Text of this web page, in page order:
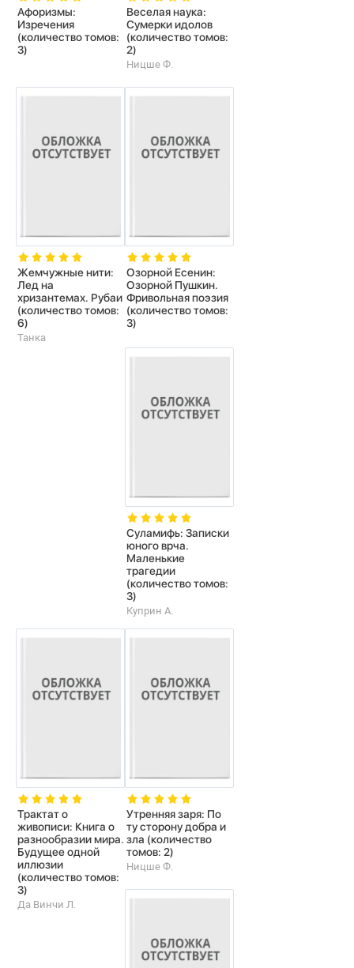
Афоризмы:
Изречения
(количество томов:
3)
Веселая наука:
Сумерки идолов
(количество томов:
2)
Ницше Ф.
Жемчужные нити:
Лед на
хризантемах. Рубаи
(количество томов:
6)
Танка
Озорной Есенин:
Озорной Пушкин.
Фривольная поэзия
(количество томов:
3)
Суламифь: Записки
юного врча.
Маленькие
трагедии
(количество томов:
3)
Куприн А.
Трактат о
живописи: Книга о
разнообразии мира.
Будущее одной
иллюзии
(количество томов:
3)
Да Винчи Л.
Утренняя заря: По
ту сторону добра и
зла (количество
томов: 2)
Ницше Ф.